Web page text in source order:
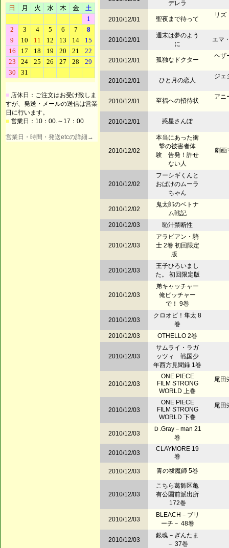
■ 店休日：ご注文はお受け致しま
すが、発送・メールの送信は営業
日に行います。
■ 営業日：10：00.～17：00
営業日・時間・発送etcの詳細→
デレラ
2010/12/01 聖夜まで待って
リズ
2010/12/01
週末は夢のよう
に
エマ
2010/12/01 孤独なドクター
ヘザ
2010/12/01 ひと月の恋人
ジェ
2010/12/01 至福への招待状
アニ
2010/12/01 惑星さんぽ
2010/12/02
本当にあった衝
撃の被害者体
験 告発！許せ
ない人
劇画
2010/12/02
フーシギくんと
おばけのムーラ
ちゃん
2010/12/02
鬼太郎のベトナ
ム戦記
2010/12/03
恥汁禁断性
2010/12/03
アラビアン・騎
士 2巻 初回限定
版
2010/12/03
王子ひろいまし
た。 初回限定版
2010/12/03
弟キャッチャー
俺ピッチャー
で！ 9巻
2010/12/03
クロオビ！隼太 8
巻
2010/12/03
OTHELLO 2巻
2010/12/03
サムライ・ラガ
ッツィ 戦国少
年西方見聞録 1巻
2010/12/03
ONE PIECE
FILM STRONG
WORLD 上巻
尾田
2010/12/03
ONE PIECE
FILM STRONG
WORLD 下巻
尾田
2010/12/03
Ｄ.Gray－man 21
巻
2010/12/03
CLAYMORE 19
巻
2010/12/03 青の祓魔師 5巻
2010/12/03
こちら葛飾区亀
有公園前派出所
172巻
2010/12/03
BLEACH－ブリ
ーチ－ 48巻
2010/12/03
銀魂－ぎんたま
－ 37巻